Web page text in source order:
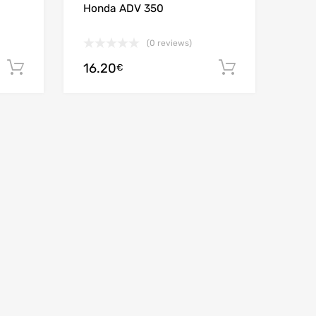
Ajouter au panier
Honda ADV 350
(0 reviews)
16.20€